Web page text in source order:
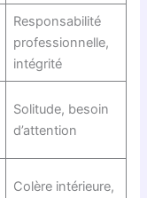
Responsabilité
professionnelle,
intégrité
Solitude, besoin
d’attention
Colère intérieure,